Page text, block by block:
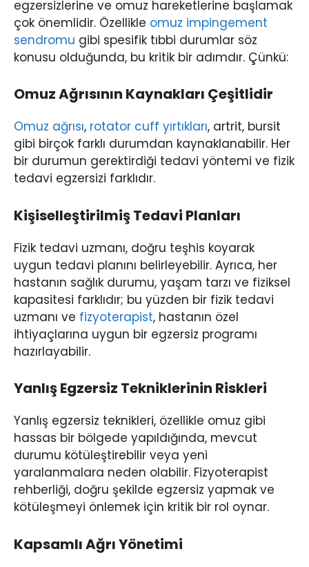
egzersizlerine ve omuz hareketlerine başlamak
çok önemlidir. Özellikle omuz impingement
sendromu gibi spesifik tıbbi durumlar söz
konusu olduğunda, bu kritik bir adımdır. Çünkü:
Omuz Ağrısının Kaynakları Çeşitlidir
Omuz ağrısı, rotator cuff yırtıkları, artrit, bursit
gibi birçok farklı durumdan kaynaklanabilir. Her
bir durumun gerektirdiği tedavi yöntemi ve fizik
tedavi egzersizi farklıdır.
Kişiselleştirilmiş Tedavi Planları
Fizik tedavi uzmanı, doğru teşhis koyarak
uygun tedavi planını belirleyebilir. Ayrıca, her
hastanın sağlık durumu, yaşam tarzı ve fiziksel
kapasitesi farklıdır; bu yüzden bir fizik tedavi
uzmanı ve fizyoterapist, hastanın özel
ihtiyaçlarına uygun bir egzersiz programı
hazırlayabilir.
Yanlış Egzersiz Tekniklerinin Riskleri
Yanlış egzersiz teknikleri, özellikle omuz gibi
hassas bir bölgede yapıldığında, mevcut
durumu kötüleştirebilir veya yeni
yaralanmalara neden olabilir. Fizyoterapist
rehberliği, doğru şekilde egzersiz yapmak ve
kötüleşmeyi önlemek için kritik bir rol oynar.
Kapsamlı Ağrı Yönetimi